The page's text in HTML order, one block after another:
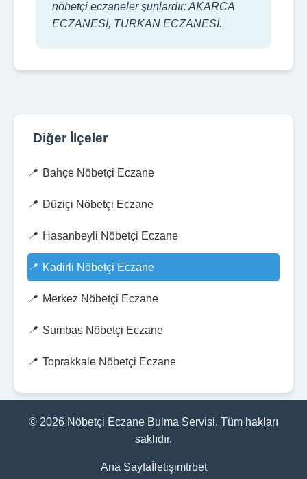
nöbetçi eczaneler şunlardır: AKARCA
ECZANESİ, TÜRKAN ECZANESİ.
Diğer İlçeler
Bahçe Nöbetçi Eczane
Düziçi Nöbetçi Eczane
Hasanbeyli Nöbetçi Eczane
Kadirli Nöbetçi Eczane
Merkez Nöbetçi Eczane
Sumbas Nöbetçi Eczane
Toprakkale Nöbetçi Eczane
© 2026 Nöbetçi Eczane Bulma Servisi. Tüm hakları
saklıdır.
Ana Sayfa İletişimtrbet